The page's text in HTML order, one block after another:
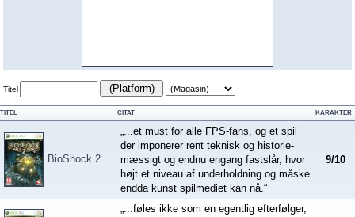
Titel (Platform)
TITEL CITAT KARAKTER
BioShock 2
„...et must for alle FPS-fans, og et spil
der imponerer rent teknisk og historie-
mæssigt og endnu engang fastslår, hvor
højt et niveau af underholdning og måske
endda kunst spilmediet kan nå.“
9/10
„...føles ikke som en egentlig efterfølger,